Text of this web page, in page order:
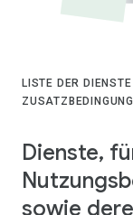
LISTE DER
Dienste,
sowie